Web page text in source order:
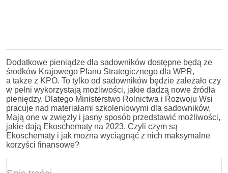
Dodatkowe pieniądze dla sadowników dostępne będą ze
środków Krajowego Planu Strategicznego dla WPR,
a także z KPO. To tylko od sadowników będzie zależało czy
w pełni wykorzystają możliwości, jakie dadzą nowe źródła
pieniędzy. Dlatego Ministerstwo Rolnictwa i Rozwoju Wsi
pracuje nad materiałami szkoleniowymi dla sadowników.
Mają one w zwięzły i jasny sposób przedstawić możliwości,
jakie dają Ekoschematy na 2023. Czyli czym są
Ekoschematy i jak można wyciągnąć z nich maksymalne
korzyści finansowe?